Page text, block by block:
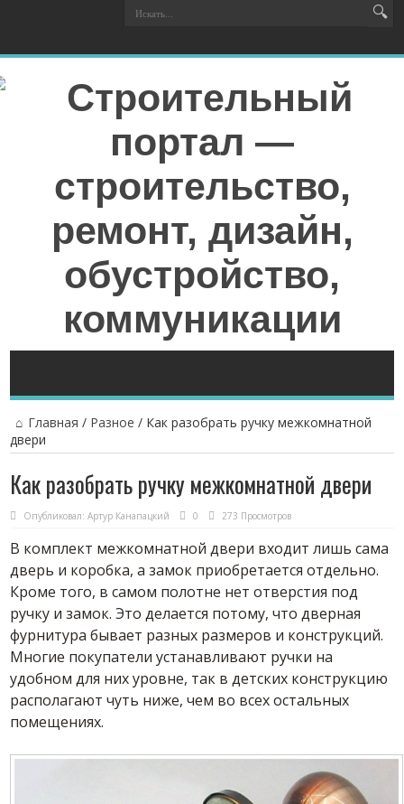
Главная / Разное / Как разобрать ручку межкомнатной
двери
Как разобрать ручку межкомнатной двери
Опубликовал:Артур Канапацкий 0 273 Просмотров
В комплект межкомнатной двери входит лишь сама
дверь и коробка, а замок приобретается отдельно.
Кроме того, в самом полотне нет отверстия под
ручку и замок. Это делается потому, что дверная
фурнитура бывает разных размеров и конструкций.
Многие покупатели устанавливают ручки на
удобном для них уровне, так в детских конструкцию
располагают чуть ниже, чем во всех остальных
помещениях.